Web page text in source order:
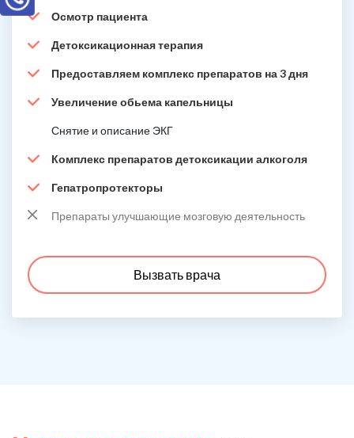
Осмотр пациента
Детоксикационная терапия
Предоставляем комплекс препаратов на 3 дня
Увеличение обьема капельницы
Снятие и описание ЭКГ
Комплекс препаратов детоксикации алкоголя
Гепатропротекторы
Препараты улучшающие мозговую деятельность
Вызвать врача